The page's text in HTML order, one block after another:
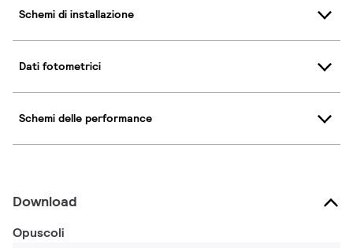
Schemi di installazione
Dati fotometrici
Schemi delle performance
Download
Opuscoli